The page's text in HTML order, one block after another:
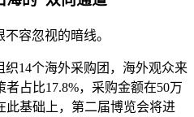
容忽视的暗线。
14个海外采购团，海外观众来
占比17.8%，采购金额在50万
此基础上，第二届博览会将进